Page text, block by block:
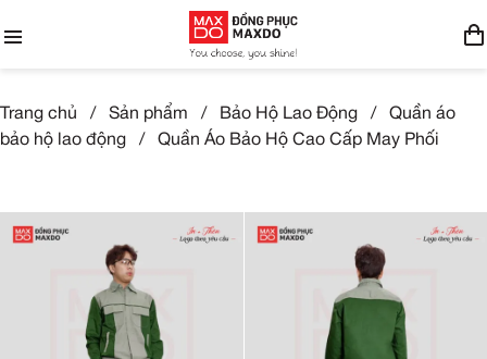
Trang chủ / Sản phẩm / Bảo Hộ Lao Động /
Quần áo
bảo hộ lao động
/ Quần Áo Bảo Hộ Cao Cấp May Phối